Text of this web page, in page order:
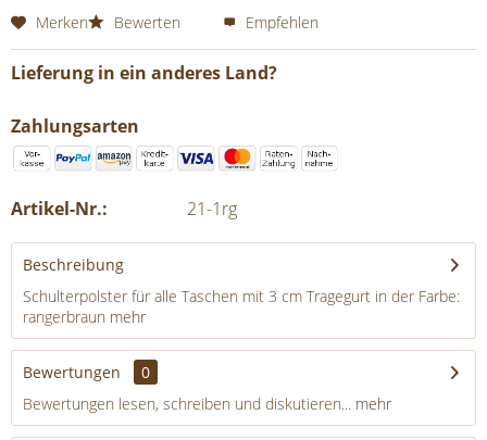
Merken Bewerten Empfehlen
Lieferung in ein anderes Land?
Zahlungsarten
Artikel-Nr.: 21-1rg
Beschreibung
Schulterpolster für alle Taschen mit 3 cm Tragegurt in der Farbe:
rangerbraun mehr
Bewertungen
0
Bewertungen lesen, schreiben und diskutieren... mehr